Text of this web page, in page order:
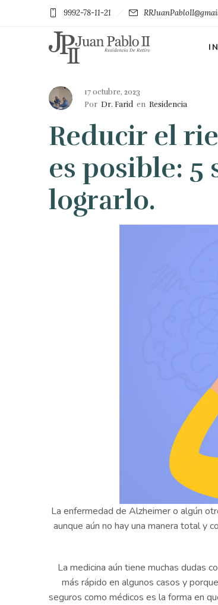
9992-78-11-21
17 octubre, 2023
Por Dr. Farid en Residencia
Reducir el
es posible: 5
lograrlo.
La enfermedad de Alzheimer o algún
aunque aún no hay una manera total y
La medicina aún tiene muchas dudas
más rápido en algunos casos y
seguros como médicos es la forma en